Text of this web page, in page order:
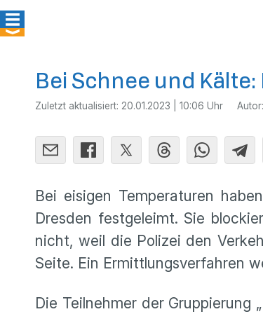
Bei Schnee und
Zuletzt aktualisiert: 20.01.2023 | 10:06 Uhr Autor:
Bei eisigen Temperaturen
Dresden festgeleimt. Sie
nicht, weil die Polizei den
Seite. Ein Ermittlungsverfahren
Die Teilnehmer der